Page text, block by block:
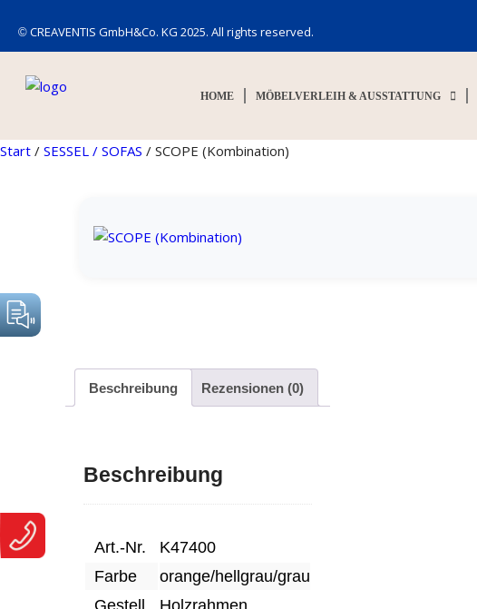
© CREAVENTIS GmbH&Co. KG 2025. All rights reserved.
HOME MÖBELVERLEIH & AUSSTATTUNG
Start / SESSEL / SOFAS / SCOPE (Kombination)
Beschreibung Rezensionen (0)
Beschreibung
Art.-Nr.
K47400
Farbe
orange/hellgrau/grau
Gestell
Holzrahmen